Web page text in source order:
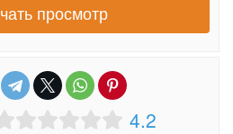
просмотр
4.2